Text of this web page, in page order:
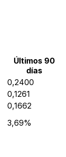
Últimos 90
días
0,2400
0,1261
0,1662
3,69%